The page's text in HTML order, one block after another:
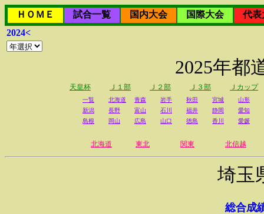
ＨＯＭＥ 試合一覧 国内大会 国際大会
代表
2024<
2025年都
天皇杯 Ｊ１部 Ｊ２部 Ｊ３部 Ｊカップ
一覧 北海道 青森 岩手 秋田 宮城
山形
新潟
長野 富山 石川 福井 静岡
愛知
島根
岡山 広島 山口 徳島 香川 愛媛
北海道 東北 関東 北信越
埼玉
総合成